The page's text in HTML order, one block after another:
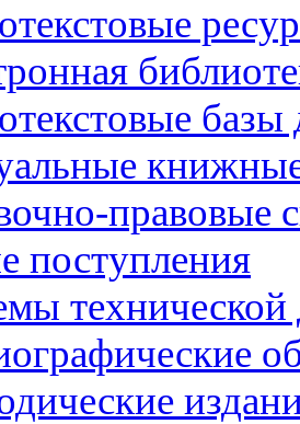
правовые
поступления